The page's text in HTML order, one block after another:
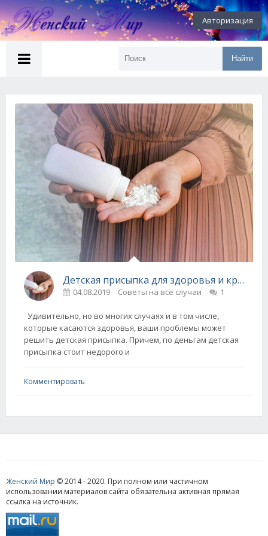
Авторизация
Найти
Детская присыпка для здоровья и красоты - эффективно и недорого!
04.08.2019 Советы на все случаи 1
Удивительно, но во многих случаях и в том числе,
которые касаются здоровья, ваши проблемы может
решить детская присыпка. Причем, по деньгам детская
присыпка стоит недорого и
Комментировать
Женский Мир © 2014 - 2020. При полном или частичном
использовании материалов сайта обязательна активная прямая
ссылка на источник.